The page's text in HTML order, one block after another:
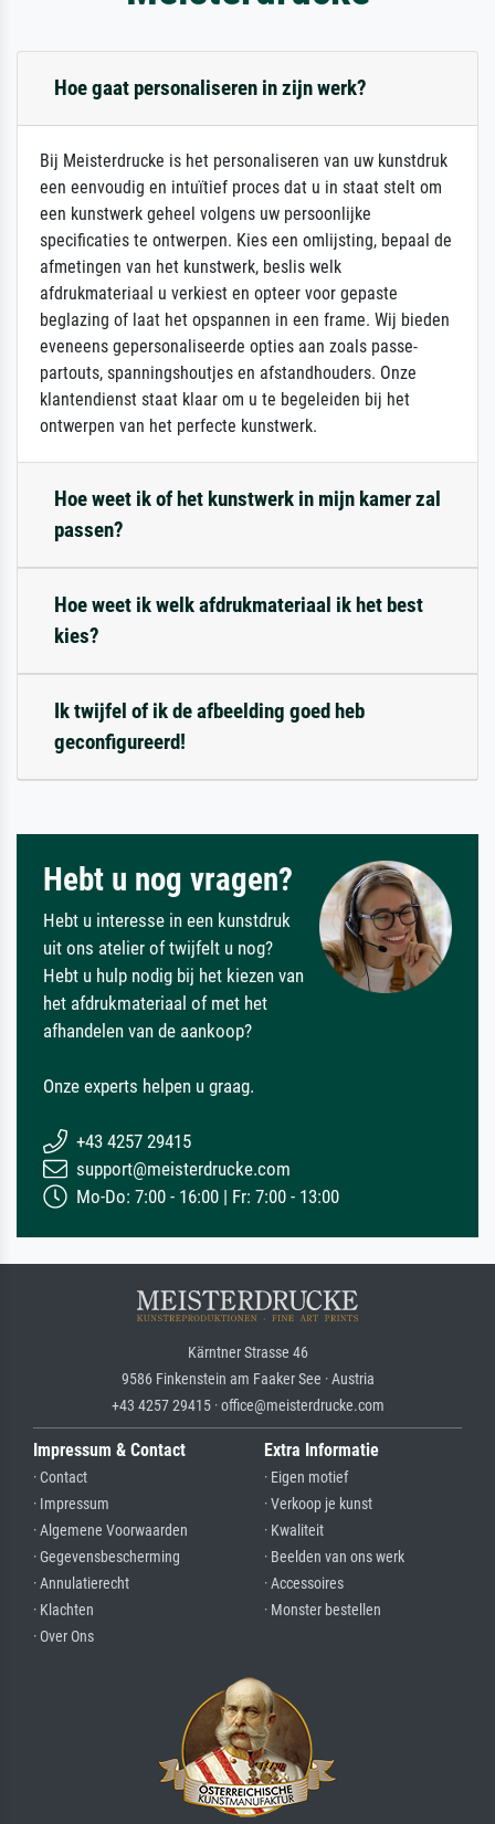
Hoe gaat personaliseren in zijn werk?
Bij Meisterdrucke is het personaliseren van uw kunstdruk
een eenvoudig en intuïtief proces dat u in staat stelt om
een kunstwerk geheel volgens uw persoonlijke
specificaties te ontwerpen. Kies een omlijsting, bepaal de
afmetingen van het kunstwerk, beslis welk
afdrukmateriaal u verkiest en opteer voor gepaste
beglazing of laat het opspannen in een frame. Wij bieden
eveneens gepersonaliseerde opties aan zoals passe-
partouts, spanningshoutjes en afstandhouders. Onze
klantendienst staat klaar om u te begeleiden bij het
ontwerpen van het perfecte kunstwerk.
Hoe weet ik of het kunstwerk in mijn kamer zal
passen?
Hoe weet ik welk afdrukmateriaal ik het best
kies?
Ik twijfel of ik de afbeelding goed heb
geconfigureerd!
Hebt u nog vragen?
Hebt u interesse in een kunstdruk
uit ons atelier of twijfelt u nog?
Hebt u hulp nodig bij het kiezen van
het afdrukmateriaal of met het
afhandelen van de aankoop?
Onze experts helpen u graag.
+43 4257 29415
support@meisterdrucke.com
Mo-Do: 7:00 - 16:00 | Fr: 7:00 - 13:00
Kärntner Strasse 46
9586 Finkenstein am Faaker See · Austria
+43 4257 29415 · office@meisterdrucke.com
Impressum & Contact
· Contact
· Impressum
· Algemene Voorwaarden
· Gegevensbescherming
· Annulatierecht
· Klachten
· Over Ons
Extra Informatie
· Eigen motief
· Verkoop je kunst
· Kwaliteit
· Beelden van ons werk
· Accessoires
· Monster bestellen